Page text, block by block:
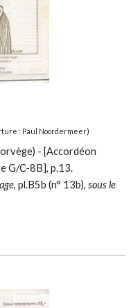
: Paul Noordermeer)
- [Accordéon
G/C-8B], p.13.
, pl.B5b (n° 13b),sous le